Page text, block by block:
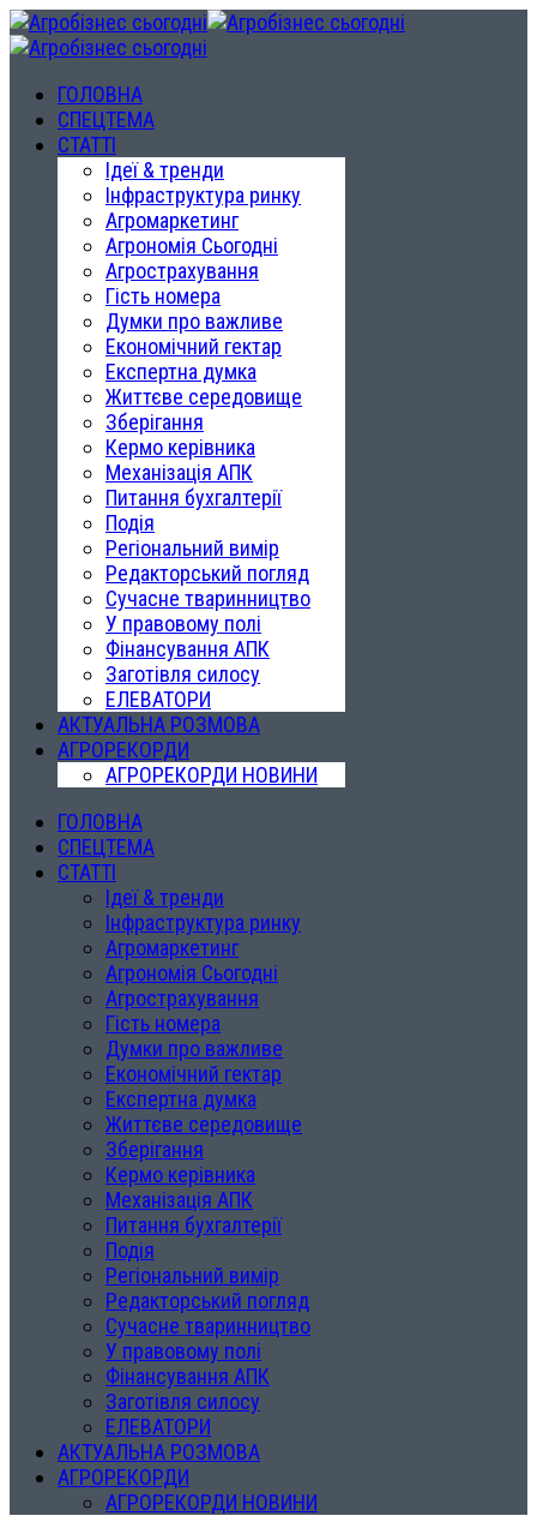
ГОЛОВНА
СПЕЦТЕМА
СТАТТІ
Ідеї & тренди
Інфраструктура ринку
Агромаркетинг
Агрономія Сьогодні
Агрострахування
Гість номера
Думки про важливе
Економічний гектар
Експертна думка
Життєве середовище
Зберігання
Кермо керівника
Механізація АПК
Питання бухгалтерії
Подія
Регіональний вимір
Редакторський погляд
Сучасне тваринництво
У правовому полі
Фінансування АПК
Заготівля силосу
ЕЛЕВАТОРИ
АКТУАЛЬНА РОЗМОВА
АГРОРЕКОРДИ
АГРОРЕКОРДИ НОВИНИ
ГОЛОВНА
СПЕЦТЕМА
СТАТТІ
Ідеї & тренди
Інфраструктура ринку
Агромаркетинг
Агрономія Сьогодні
Агрострахування
Гість номера
Думки про важливе
Економічний гектар
Експертна думка
Життєве середовище
Зберігання
Кермо керівника
Механізація АПК
Питання бухгалтерії
Подія
Регіональний вимір
Редакторський погляд
Сучасне тваринництво
У правовому полі
Фінансування АПК
Заготівля силосу
ЕЛЕВАТОРИ
АКТУАЛЬНА РОЗМОВА
АГРОРЕКОРДИ
АГРОРЕКОРДИ НОВИНИ